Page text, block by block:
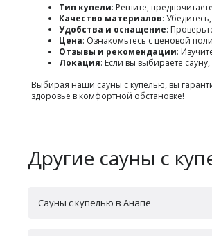
Тип купели: Решите,
Качество материалов:
Удобства и оснащение:
Цена: Ознакомьтесь с ценовой
Отзывы и рекомендации:
Локация: Если вы выбираете
Выбирая наши сауны с купелью, вы
здоровье в комфортной обстановке!
Другие сауны с
Сауны с купелью в Анапе